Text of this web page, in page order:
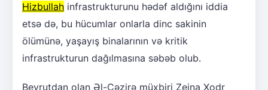
Hizbullah infrastrukturunu hədəf aldığını iddia
etsə də, bu hücumlar onlarla dinc sakinin
ölümünə, yaşayış binalarının və kritik
infrastrukturun dağılmasına səbəb olub.
Beyrutdan olan Əl-Cəzirə müxbiri Zeina Xodr